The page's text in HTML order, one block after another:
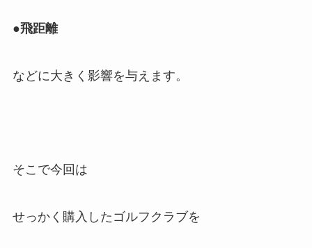
●飛距離
などに大きく影響を与えます。
そこで今回は
せっかく購入したゴルフクラブを